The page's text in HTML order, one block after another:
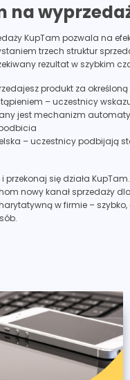
na
KupTam pozwala na
trzech struktur
rezultat w szybkim
produkt za
– uczestnicy
jest mechanizm
– uczestnicy podbijają
się działa
nowy kanał sprzedaży
w firmie – szybko,